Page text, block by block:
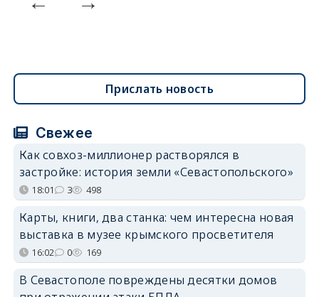
Прислать новость
Свежее
Как совхоз-миллионер растворялся в
застройке: история земли «Севастопольского»
18:01 3 498
Карты, книги, два станка: чем интересна новая
выставка в музее крымского просветителя
16:02 0 169
В Севастополе повреждены десятки домов